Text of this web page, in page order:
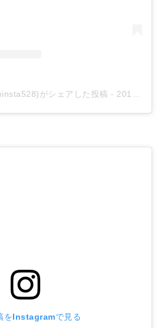
がシェアした投稿 - 2019年 5月月29日午後2時22分PDT
をInstagramで見る